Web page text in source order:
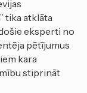
tika atklāta
eksperti no
pētījumus
kara
stiprināt